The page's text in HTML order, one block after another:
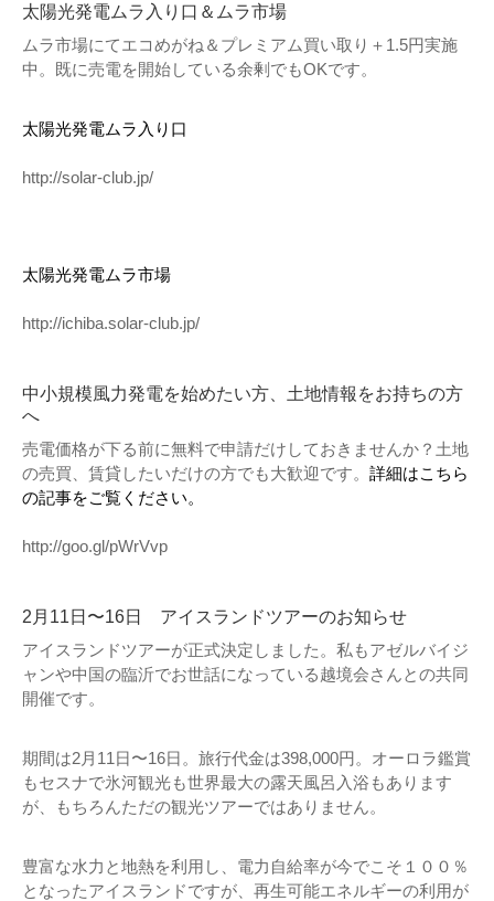
太陽光発電ムラ入り口＆ムラ市場
ムラ市場にてエコめがね＆プレミアム買い取り＋1.5円実施
中。既に売電を開始している余剰でもOKです。
太陽光発電ムラ入り口
http://solar-club.jp/
太陽光発電ムラ市場
http://ichiba.solar-club.jp/
中小規模風力発電を始めたい方、土地情報をお持ちの方
へ
売電価格が下る前に無料で申請だけしておきませんか？土地
の売買、賃貸したいだけの方でも大歓迎です。 詳細はこちら
の記事をご覧ください。
http://goo.gl/pWrVvp
2月11日〜16日 アイスランドツアーのお知らせ
アイスランドツアーが正式決定しました。私もアゼルバイジ
ャンや中国の臨沂でお世話になっている越境会さんとの共同
開催です。
期間は2月11日〜16日。旅行代金は398,000円。オーロラ鑑賞
もセスナで氷河観光も世界最大の露天風呂入浴もあります
が、もちろんただの観光ツアーではありません。
豊富な水力と地熱を利用し、電力自給率が今でこそ１００％
となったアイスランドですが、再生可能エネルギーの利用が